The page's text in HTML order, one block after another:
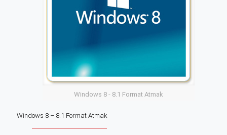
Windows 8 - 8.1 Format Atmak
Windows 8 – 8.1 Format Atmak